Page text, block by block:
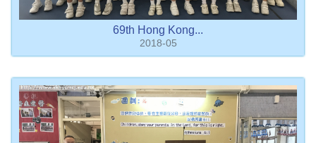
69th Hong Kong...
2018-05